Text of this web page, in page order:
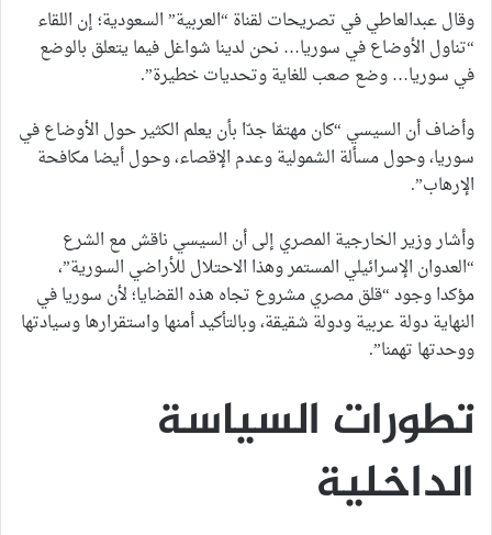
وقال عبدالعاطي في تصريحات لقناة “العربية” السعودية؛ إن اللقاء
“تناول الأوضاع في سوريا… نحن لدينا شواغل فيما يتعلق بالوضع
في سوريا… وضع صعب للغاية وتحديات خطيرة”.
وأضاف أن السيسي “كان مهتمّا جدّا بأن يعلم الكثير حول الأوضاع في
سوريا، وحول مسألة الشمولية وعدم الإقصاء، وحول أيضا مكافحة
الإرهاب”.
وأشار وزير الخارجية المصري إلى أن السيسي ناقش مع الشرع
“العدوان الإسرائيلي المستمر وهذا الاحتلال للأراضي السورية”،
مؤكدا وجود “قلق مصري مشروع تجاه هذه القضايا؛ لأن سوريا في
النهاية دولة عربية ودولة شقيقة، وبالتأكيد أمنها واستقرارها وسيادتها
ووحدتها تهمنا”.
تطورات السياسة
الداخلية